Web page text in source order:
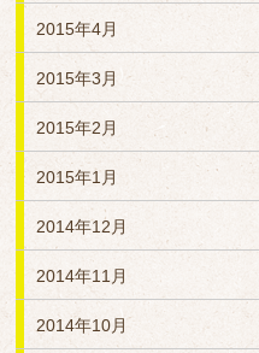
2015年4月
2015年3月
2015年2月
2015年1月
2014年12月
2014年11月
2014年10月